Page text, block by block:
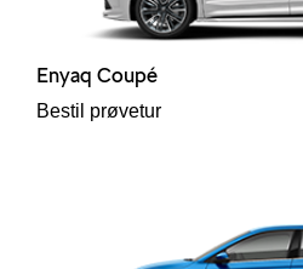
Enyaq Coupé
Bestil prøvetur